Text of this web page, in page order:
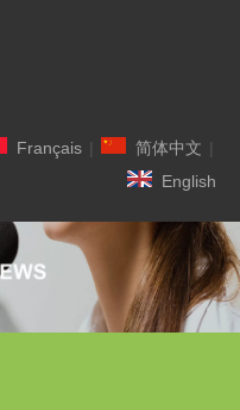
Français | 简体中文 |
English